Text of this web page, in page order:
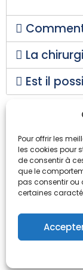
Pour offrir les
les cookies pour
de consentir à
que le
pas consentir ou
certaines
La
Est il